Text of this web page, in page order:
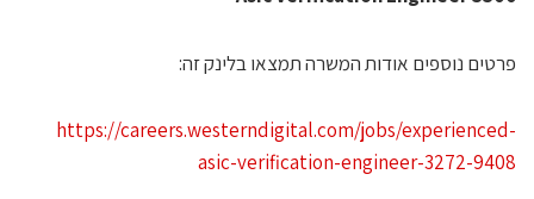
נוספים אודות המשרה תמצאו בלינק זה:
https://careers.westerndigital.com/jobs/
asic-verification-engineer-3272-